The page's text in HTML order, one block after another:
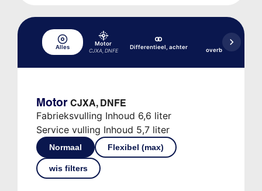
Alles
Motor
CJXA, DNFE
Differentieel, achter
Haakse
overbrenging/
Motor CJXA, DNFE
Fabrieksvulling Inhoud 6,6 liter
Service vulling Inhoud 5,7 liter
Normaal Flexibel (max)
wis filters